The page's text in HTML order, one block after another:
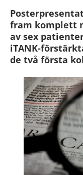
fram komplett
av sex
iTANK-
de två första